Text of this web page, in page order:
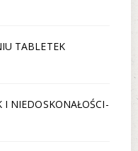
TABLETEK
NIEDOSKONAŁOŚCI-